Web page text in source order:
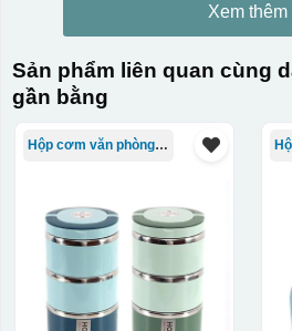
Xem thêm
Sản phẩm liên quan cùng
gần bằng
Hộp cơm văn phòng Trung Quốc